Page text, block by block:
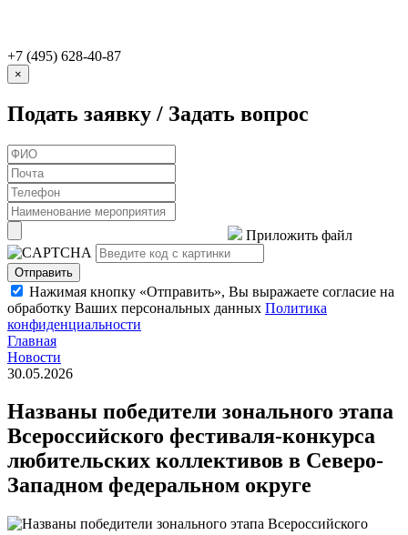
+7 (495) 628-40-87
×
Подать заявку / Задать вопрос
Приложить файл
Отправить
Нажимая кнопку «Отправить», Вы выражаете согласие на
обработку Ваших персональных данных Политика
конфиденциальности
Главная
Новости
30.05.2026
Названы победители зонального этапа
Всероссийского фестиваля-конкурса
любительских коллективов в Северо-
Западном федеральном округе